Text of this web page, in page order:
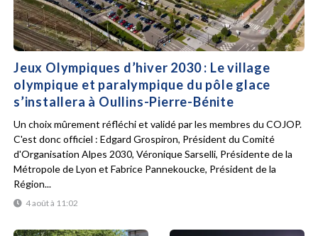
Jeux Olympiques d’hiver 2030 : Le village
olympique et paralympique du pôle glace
s’installera à Oullins-Pierre-Bénite
4 août à 11:02
Un choix mûrement réfléchi et validé par les membres du COJOP.
C'est donc officiel : Edgard Grospiron, Président du Comité
d'Organisation Alpes 2030, Véronique Sarselli, Présidente de la
Métropole de Lyon et Fabrice Pannekoucke, Président de la
Région...